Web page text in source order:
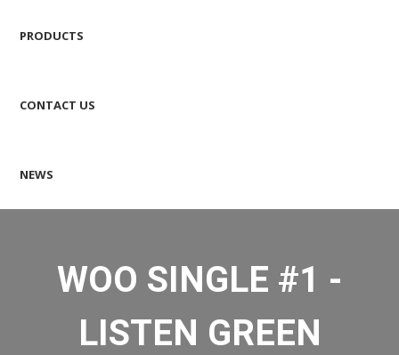
PRODUCTS
CONTACT US
NEWS
WOO SINGLE #1 -
LISTEN GREEN